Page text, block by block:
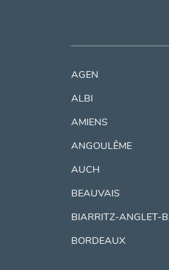
AGEN
ALBI
AMIENS
ANGOULÊME
AUCH
BEAUVAIS
BIARRITZ-ANGLET-
BORDEAUX